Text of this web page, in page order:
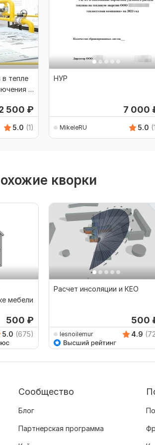
тепле
к
500 ₽
5.0 (1)
НУР
7 000
MikeleRU 5.0
кворки
мебели
500 ₽
5.0 (675)
Расчет инсоляции и КЕО
500
lesnoilemur 4.9
Сообщество
Блог
Партнерская программа